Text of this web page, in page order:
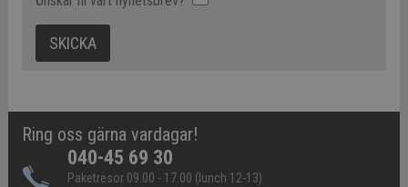
Ring oss gärna vardagar!
040-45 69 30
Paketresor 09.00 - 17.00 (lunch 12-13)